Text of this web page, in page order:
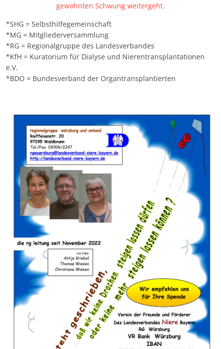
gewohnten Schwung weitergeht.
*SHG = Selbsthilfegemeinschaft
*MG = Mitgliederversammlung
*RG = Regionalgruppe des Landesverbandes
*KfH = Kuratorium für Dialyse und Nierentransplantationen
e.V.
*BDO = Bundesverband der Organtransplantierten